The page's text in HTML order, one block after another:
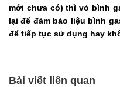
mới chưa có) thì vỏ bình
lại để đảm bảo liệu bình
để tiếp tục sử dụng hay
Bài viết liên quan